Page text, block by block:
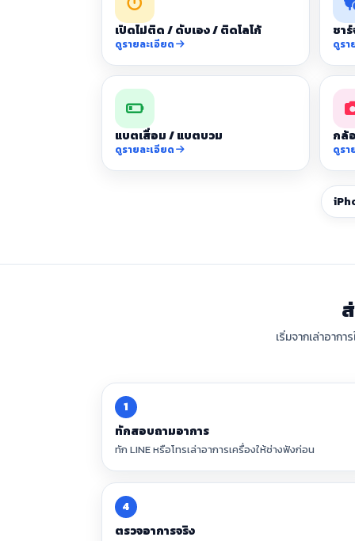
เปิดไม่ติด / ดับเอง / ติดโลโก้
ดูรายละเอียด
ชา
ดูรา
แบตเสื่อม / แบตบวม
ดูรายละเอียด
กล้
ดูรา
เริ่มจากเล่าอาก
1
ทักสอบถามอาการ
ทัก LINE หรือโทรเล่าอาการเครื่องให้ช่างฟังก่อน
4
ตรวจอาการจริง